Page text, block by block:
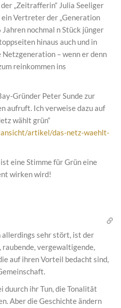
„Zeitrafferin“ Julia Seeliger
Vertreter der „Generation
nochmal n Stück jünger
hinaus auch und in
– wenn er denn
reinkommen ins
Gründer Peter Sunde zur
aufruft. Ich verweise dazu auf
wählt grün“
artikel/das-netz-waehlt-
eine Stimme für Grün eine
wirken wird!
allerdings sehr stört, ist der
raubende, vergewaltigende,
auf ihren Vorteil bedacht sind,
ihr Tun, die Tonalität
Aber die Geschichte ändern